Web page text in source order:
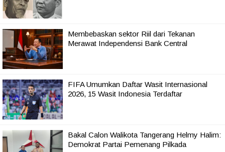
Membebaskan sektor Riil dari Tekanan
Merawat Independensi Bank Central
FIFA Umumkan Daftar Wasit Internasional
2026, 15 Wasit Indonesia Terdaftar
Bakal Calon Walikota Tangerang Helmy Halim:
Demokrat Partai Pemenang Pilkada